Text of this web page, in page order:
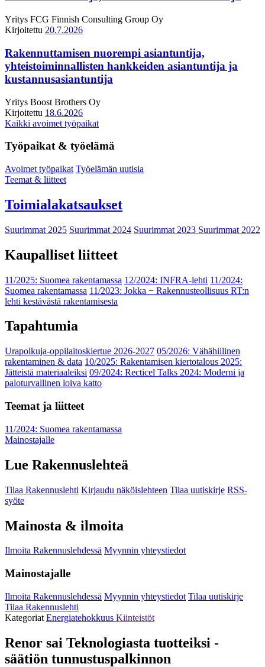
Yritys FCG Finnish Consulting Group Oy
Kirjoitettu 20.7.2026
Rakennuttamisen nuorempi asiantuntija,
yhteistoiminnallisten hankkeiden asiantuntija ja
kustannusasiantuntija
Yritys Boost Brothers Oy
Kirjoitettu 18.6.2026
Kaikki avoimet työpaikat
Työpaikat & työelämä
Avoimet työpaikat Työelämän uutisia
Teemat & liitteet
Toimialakatsaukset
Suurimmat 2025 Suurimmat 2024 Suurimmat 2023 Suurimmat 2022
Kaupalliset liitteet
11/2025: Suomea rakentamassa 12/2024: INFRA-lehti 11/2024:
Suomea rakentamassa 11/2023: Jokka − Rakennusteollisuus RT:n
lehti kestävästä rakentamisesta
Tapahtumia
Urapolkuja-oppilaitoskiertue 2026-2027 05/2026: Vähähiilinen
rakentaminen & data 10/2025: Rakentamisen kiertotalous 2025:
Jätteistä materiaaleiksi 09/2024: Recticel Talks 2024: Moderni ja
paloturvallinen loiva katto
Teemat ja liitteet
11/2024: Suomea rakentamassa
Mainostajalle
Lue Rakennuslehteä
Tilaa Rakennuslehti Kirjaudu näköislehteen Tilaa uutiskirje RSS-
syöte
Mainosta & ilmoita
Ilmoita Rakennuslehdessä Myynnin yhteystiedot
Mainostajalle
Ilmoita Rakennuslehdessä Myynnin yhteystiedot Tilaa uutiskirje
Tilaa Rakennuslehti
Kategoriat Energiatehokkuus Kiinteistöt
Renor sai Teknologiasta tuotteiksi -
säätiön tunnustuspalkinnon